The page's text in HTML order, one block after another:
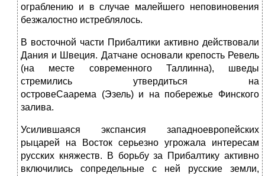
ограблению и в случае малейшего неповиновения
безжалостно истреблялось.
В восточной части Прибалтики активно действовали
Дания и Швеция. Датчане основали крепость Ревель
(на месте современного Таллинна), шведы
стремились утвердиться на
островеСаарема (Эзель) и на побережье Финского
залива.
Усилившаяся экспансия западноевропейских
рыцарей на Восток серьезно угрожала интересам
русских княжеств. В борьбу за Прибалтику активно
включились сопредельные с ней русские земли,